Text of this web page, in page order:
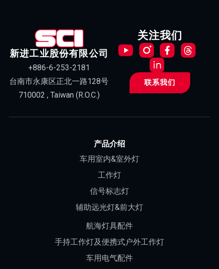
新进工业股份有限公司
+886-6-253-2181
台南市永康区正北一路128号
710002 , Taiwan (R.O.C.)
关注我们
联系我们
产品介绍
车用室内&室外灯
工作灯
信号标志灯
辅助远光灯&前大灯
航海灯具配件
手持工作灯及便携式户外工作灯
车用电气配件